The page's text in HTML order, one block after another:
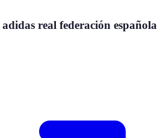
real federación española